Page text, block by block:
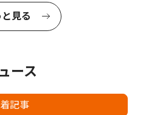
見る
ース
記事